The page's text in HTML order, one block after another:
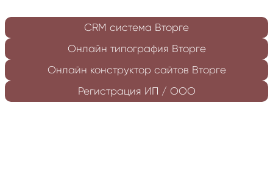
CRM система Вторге
Онлайн типография Вторге
Онлайн конструктор сайтов Вторге
Регистрация ИП / ООО